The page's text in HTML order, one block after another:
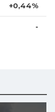
+0,44%
-